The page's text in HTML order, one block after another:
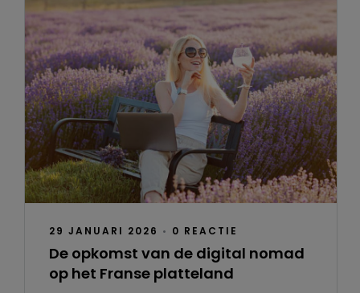
29 JANUARI 2026 • 0 REACTIE
De opkomst van de digital nomad
op het Franse platteland